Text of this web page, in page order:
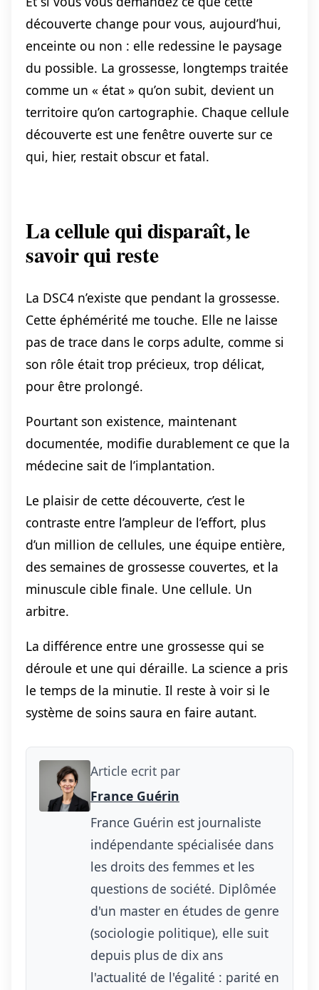
découverte change pour vous, aujourd’hui,
enceinte ou non : elle redessine le paysage
du possible. La grossesse, longtemps traitée
comme un « état » qu’on subit, devient un
territoire qu’on cartographie. Chaque cellule
découverte est une fenêtre ouverte sur ce
qui, hier, restait obscur et fatal.
La cellule qui disparaît, le
savoir qui reste
La DSC4 n’existe que pendant la grossesse.
Cette éphémérité me touche. Elle ne laisse
pas de trace dans le corps adulte, comme si
son rôle était trop précieux, trop délicat,
pour être prolongé.
Pourtant son existence, maintenant
documentée, modifie durablement ce que la
médecine sait de l’implantation.
Le plaisir de cette découverte, c’est le
contraste entre l’ampleur de l’effort, plus
d’un million de cellules, une équipe entière,
des semaines de grossesse couvertes, et la
minuscule cible finale. Une cellule. Un
arbitre.
La différence entre une grossesse qui se
déroule et une qui déraille. La science a pris
le temps de la minutie. Il reste à voir si le
système de soins saura en faire autant.
Article ecrit par
France Guérin
France Guérin est journaliste
indépendante spécialisée dans
les droits des femmes et les
questions de société. Diplômée
d'un master en études de genre
(sociologie politique), elle suit
depuis plus de dix ans
l'actualité de l'égalité : parité en